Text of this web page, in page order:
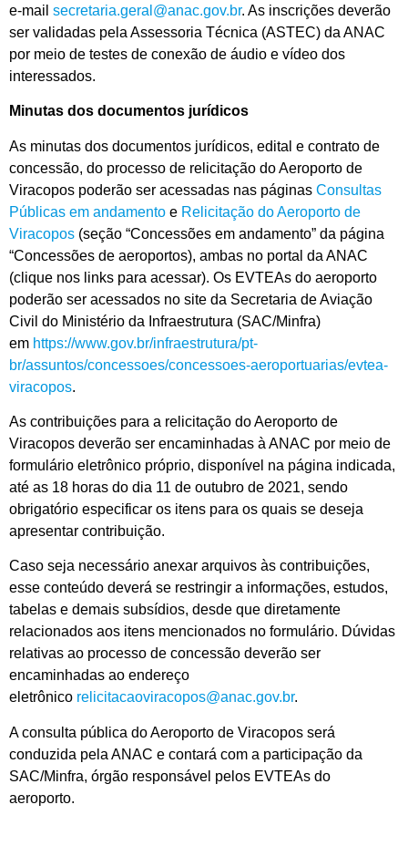
e-mail secretaria.geral@anac.gov.br. As inscrições deverão
ser validadas pela Assessoria Técnica (ASTEC) da ANAC
por meio de testes de conexão de áudio e vídeo dos
interessados.
Minutas dos documentos jurídicos
As minutas dos documentos jurídicos, edital e contrato de
concessão, do processo de relicitação do Aeroporto de
Viracopos poderão ser acessadas nas páginas Consultas
Públicas em andamento e Relicitação do Aeroporto de
Viracopos (seção “Concessões em andamento” da página
“Concessões de aeroportos), ambas no portal da ANAC
(clique nos links para acessar). Os EVTEAs do aeroporto
poderão ser acessados no site da Secretaria de Aviação
Civil do Ministério da Infraestrutura (SAC/Minfra)
em https://www.gov.br/infraestrutura/pt-
br/assuntos/concessoes/concessoes-aeroportuarias/evtea-
viracopos.
As contribuições para a relicitação do Aeroporto de
Viracopos deverão ser encaminhadas à ANAC por meio de
formulário eletrônico próprio, disponível na página indicada,
até as 18 horas do dia 11 de outubro de 2021, sendo
obrigatório especificar os itens para os quais se deseja
apresentar contribuição.
Caso seja necessário anexar arquivos às contribuições,
esse conteúdo deverá se restringir a informações, estudos,
tabelas e demais subsídios, desde que diretamente
relacionados aos itens mencionados no formulário. Dúvidas
relativas ao processo de concessão deverão ser
encaminhadas ao endereço
eletrônico relicitacaoviracopos@anac.gov.br.
A consulta pública do Aeroporto de Viracopos será
conduzida pela ANAC e contará com a participação da
SAC/Minfra, órgão responsável pelos EVTEAs do
aeroporto.